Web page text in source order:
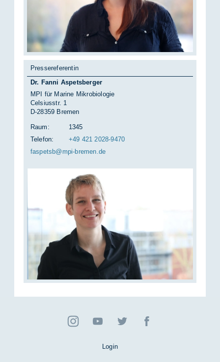
Pressereferentin
Dr. Fanni Aspetsberger
MPI für Marine Mikrobiologie
Celsiusstr. 1
D-28359 Bremen
Raum:
1345
Telefon:
+49 421 2028-9470
fas­petsb@mpi-bre­men.de
Login